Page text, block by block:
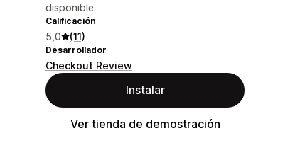
disponible.
Calificación
5,0 (11)
Desarrollador
Checkout Review
Instalar
Ver tienda de demostración